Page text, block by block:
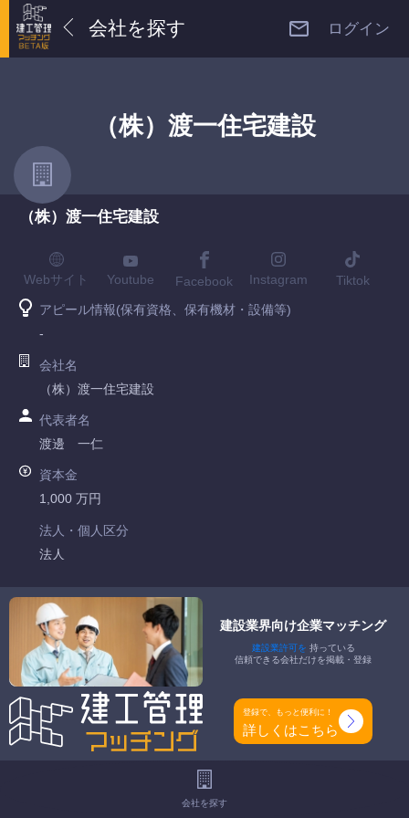
会社を探す ログイン
（株）渡一住宅建設
（株）渡一住宅建設
Webサイト Youtube Facebook Instagram Tiktok
アピール情報(保有資格、保有機材・設備等)
-
会社名
（株）渡一住宅建設
代表者名
渡邊 一仁
資本金
1,000 万円
法人・個人区分
法人
許可番号
埼玉県知事許可 第048198号
特定建設業
-
一般建設業
建築一式工事業
建設業界向け企業マッチング
建設業許可を 持っている
信頼できる会社だけを掲載・登録
登録で、もっと便利に！
詳しくはこちら
会社を探す